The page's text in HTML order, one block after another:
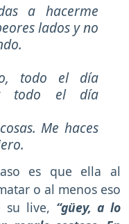
a hacerme
lados y no
todo el día
todo el día
Me haces
es que ella al
o al menos eso
su live, “güey, a lo